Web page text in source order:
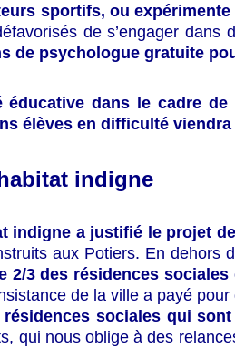
sportifs, ou
de s’engager
de psychologue gratuite
éducative dans le cadre
élèves en difficulté
indigne
indigne a justifié le projet
aux Potiers. En dehors
2/3 des résidences
de la ville a payé
sociales qui
qui nous oblige à des